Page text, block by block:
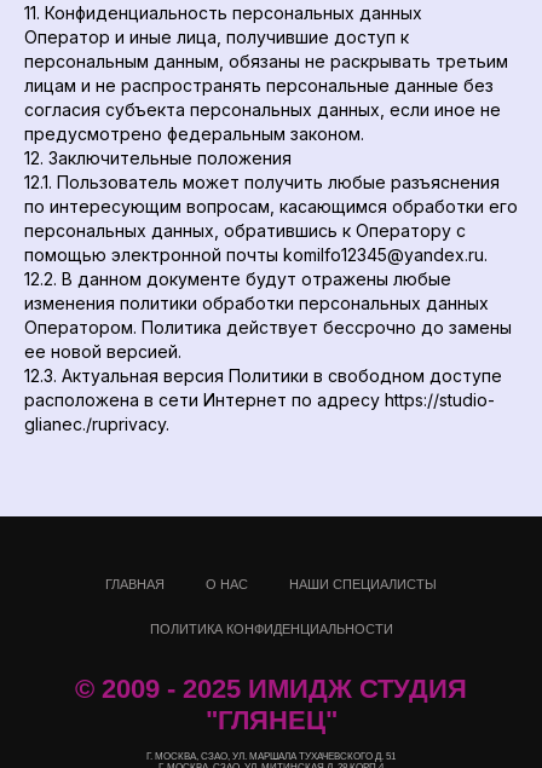
11. Конфиденциальность персональных данных
Оператор и иные лица, получившие доступ к
персональным данным, обязаны не раскрывать третьим
лицам и не распространять персональные данные без
согласия субъекта персональных данных, если иное не
предусмотрено федеральным законом.
12. Заключительные положения
12.1. Пользователь может получить любые разъяснения
по интересующим вопросам, касающимся обработки его
персональных данных, обратившись к Оператору с
помощью электронной почты komilfo12345@yandex.ru.
12.2. В данном документе будут отражены любые
изменения политики обработки персональных данных
Оператором. Политика действует бессрочно до замены
ее новой версией.
12.3. Актуальная версия Политики в свободном доступе
расположена в сети Интернет по адресу https://studio-
glianec./ruprivacy.
ГЛАВНАЯ О НАС НАШИ СПЕЦИАЛИСТЫ
ПОЛИТИКА КОНФИДЕНЦИАЛЬНОСТИ
© 2009 - 2025 ИМИДЖ СТУДИЯ
"ГЛЯНЕЦ"
Г. МОСКВА, СЗАО, УЛ. МАРШАЛА ТУХАЧЕВСКОГО Д. 51